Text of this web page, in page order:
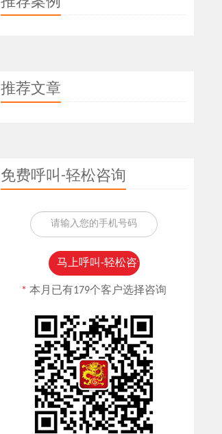
推荐文章
免费呼叫-轻松咨询
*本月已有179个客户选择咨询